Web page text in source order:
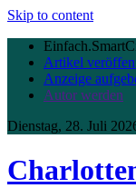
Skip to content
Artikel
Anzeige
Autor werden
Dienstag, 28. Juli